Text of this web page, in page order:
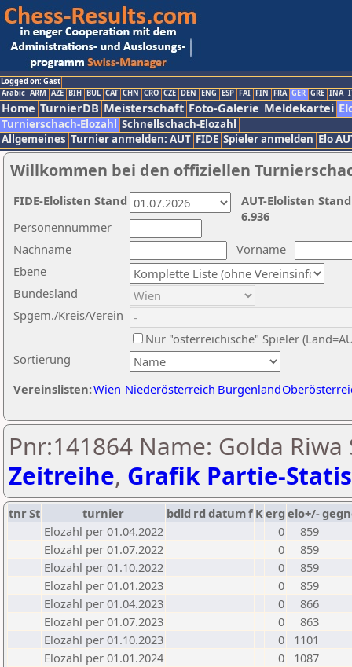
Logged on: Gast
Arabic ARM AZE BIH BUL CAT CHN CRO CZE DEN ENG ESP FAI FIN FRA GER GRE INA
Home TurnierDB Meisterschaft Foto-Galerie Meldekartei
Turnierschach-Elozahl Schnellschach-Elozahl
Allgemeines Turnier anmelden: AUT FIDE Spieler anmelden Elo
Willkommen bei den offiziellen
Nachname
Vorname
Ebene
Sortierung
Personennummer
Bundesland
Spgem./Kreis/Verein
Nur "österreichische" Spieler
Vereinslisten:Wien Niederösterreich Burgenland
AUT-Elolisten
6.936
FIDE-Elolisten Stand
Pnr:141864 Name: Golda Riwa
Zeitreihe, Grafik Partie-
tnrSt turnier bdld rd datumf Kerg elo+/-
Elozahl per 01.04.2022
0
859
Elozahl per 01.07.2022
0
859
Elozahl per 01.10.2022
0
859
Elozahl per 01.01.2023
0
859
Elozahl per 01.04.2023
0
866
Elozahl per 01.07.2023
0
863
Elozahl per 01.10.2023
0
1101
Elozahl per 01.01.2024
0
1087